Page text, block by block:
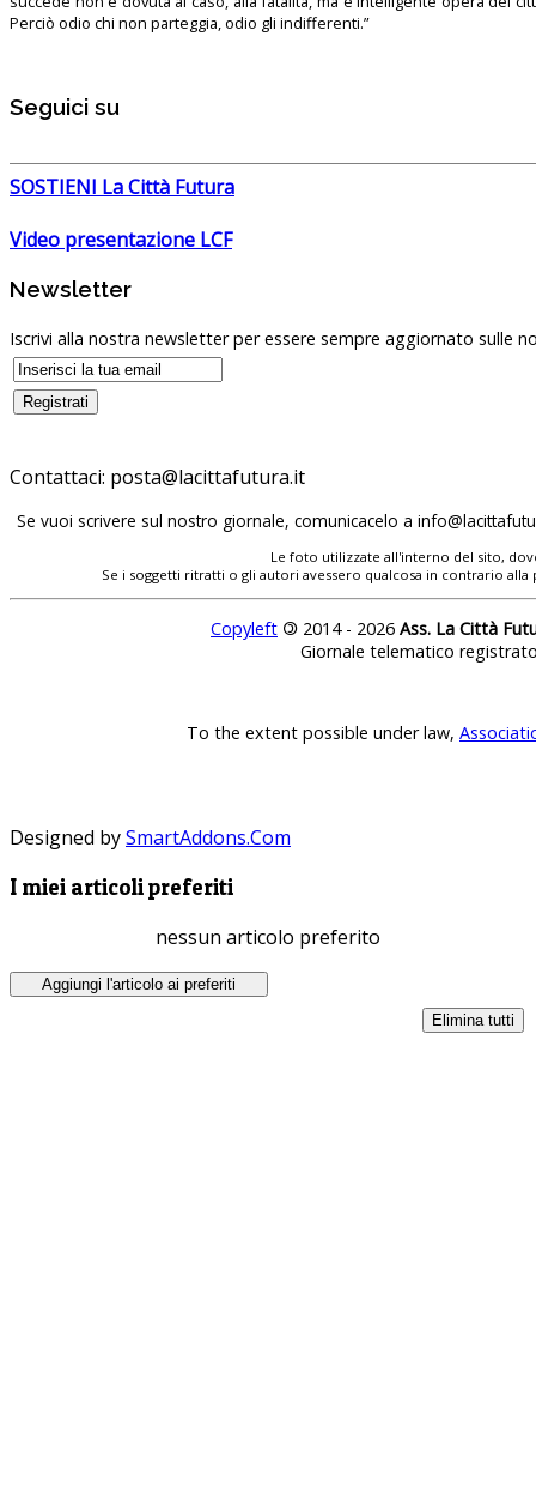
Perciò odio chi non parteggia, odio gli indifferenti.”
Seguici su
SOSTIENI La Città Futura
Video presentazione LCF
Newsletter
Iscrivi alla nostra newsletter per essere sempre aggiornato sulle
Contattaci: posta@lacittafutura.it
Se vuoi scrivere sul nostro giornale, comunicacelo a
Le foto utilizzate all'interno del sito,
Se i soggetti ritratti o gli autori avessero qualcosa in contrario
Copyleft © 2014 - 2026 Ass. La Città
Giornale telematico
To the extent possible under law,
Designed bySmartAddons.Com
I miei articoli preferiti
nessun articolo preferito